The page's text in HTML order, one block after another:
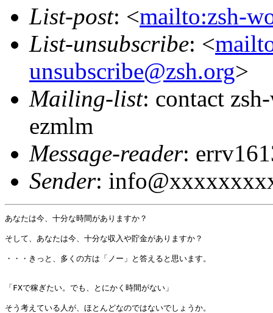
List-post: <mailto:zsh-
List-unsubscribe: <
unsubscribe@zsh.org>
Mailing-list: contact
ezmlm
Message-reader:
Sender:
あなたは今、十分な時間がありますか？
そして、あなたは今、十分な収入や貯金がありますか？
・・・きっと、多くの方は「ノー」と答えると思います。
「FXで稼ぎたい。でも、とにかく時間がない」
そう考えている人が、ほとんどなのではないでしょうか。